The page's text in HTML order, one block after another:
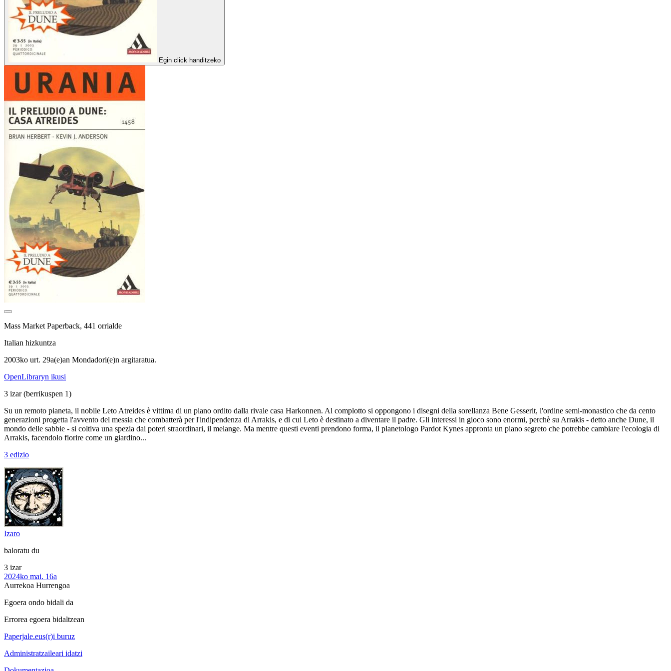
Egin click handitzeko
Mass Market Paperback, 441 orrialde
Italian hizkuntza
2003ko urt. 29a(e)an Mondadori(e)n argitaratua.
OpenLibraryn ikusi
3 izar(berrikuspen 1)
Su un remoto pianeta, il nobile Leto Atreides è vittima di un piano ordito dalla rivale casa Harkonnen. Al complotto si oppongono i disegni della sorellanza Bene Gesserit, l'ordine semi-monastico che da cento
generazioni progetta l'avvento del messia che combatterà per l'indipendenza di Arrakis, e di cui Leto è destinato a diventare il padre. Gli interessi in gioco sono enormi, perchè su Arrakis - detto anche Dune, il
mondo delle sabbie - si coltiva una spezia dai poteri straordinari, il melange. Ma mentre questi eventi prendono forma, il planetologo Pardot Kynes appronta un piano segreto che potrebbe cambiare l'ecologia di
Arrakis, facendolo fiorire come un giardino...
3 edizio
Izaro
baloratu du
3 izar
2024ko mai. 16a
Aurrekoa Hurrengoa
Egoera ondo bidali da
Errorea egoera bidaltzean
Paperjale.eus(r)i buruz
Administratzaileari idatzi